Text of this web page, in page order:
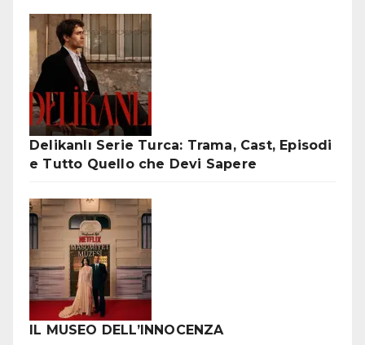
Delikanlı Serie Turca: Trama, Cast, Episodi
e Tutto Quello che Devi Sapere
IL MUSEO DELL’INNOCENZA